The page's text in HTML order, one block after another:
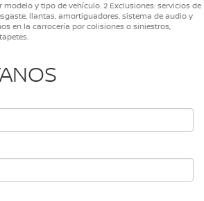
y tipo de vehículo. 2 Exclusiones: servicios de
llantas, amortiguadores, sistema de audio y
en la carrocería por colisiones o siniestros,